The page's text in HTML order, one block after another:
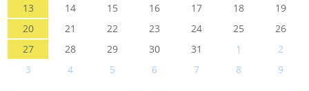
13
14 15 16 17 18
19
20
21 22 23 24 25
26
27
28 29 30 31 1
2
3
4 5 6 7 8 9